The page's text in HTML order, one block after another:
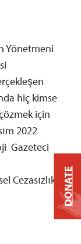
Yönetmeni
hiç kimse
için
2022
Gazeteci
Cezasızlık DONATE